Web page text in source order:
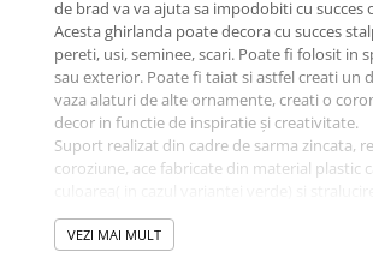
de brad va va ajuta sa impodobiti cu succes
Acesta ghirlanda poate decora cu succes
pereti, usi, seminee, scari. Poate fi folosit in
sau exterior. Poate fi taiat si astfel creati un
vaza alaturi de alte ornamente, creati o
decor in functie de inspiratie și creativitate.
Suport realizat din cadre de sarma zincata,
coroziune, ace fabricate din material plastic
bradului. Disponibil in culoarea verde și alb.
modela foarte ușor si poate fi folosit timp
VEZI MAI MULT